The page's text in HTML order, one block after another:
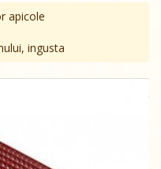
apicole
ingusta